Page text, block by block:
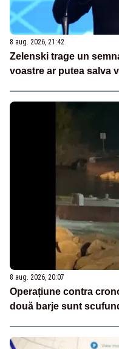
8 aug. 2026, 21:42
Zelenski trage un
voastre ar putea salva
8 aug. 2026, 20:07
Operațiune contra
două barje sunt